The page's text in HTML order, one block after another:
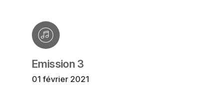
Emission 3
01 février 2021